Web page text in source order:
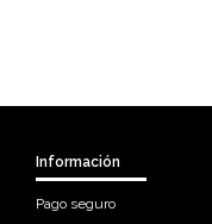
Información
Pago seguro